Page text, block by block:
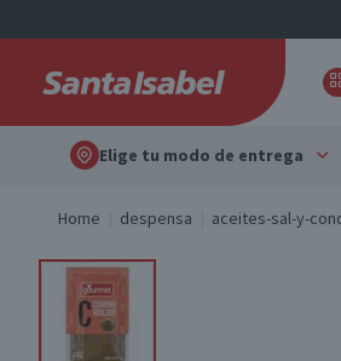
Elige tu modo de entrega
Home despensa aceites-sal-y-